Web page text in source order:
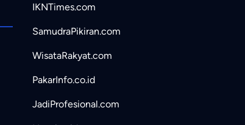
IKNTimes.com
SamudraPikiran.com
WisataRakyat.com
PakarInfo.co.id
JadiProfesional.com